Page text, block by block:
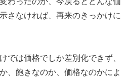
さなければ、再来のきっかけに
では価格でしか差別化できず、
、飽きなのか、価格なのかによ